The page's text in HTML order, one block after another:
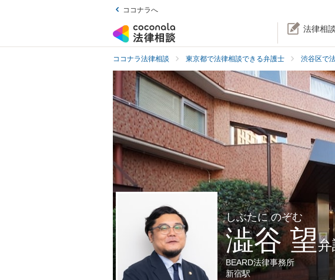
ココナラへ
法律相
ココナラ法律相談 東京都で法律相談できる弁護士 渋谷区で
しぶたに のぞむ
澁谷 望弁
BEARD法律事務所
新宿駅